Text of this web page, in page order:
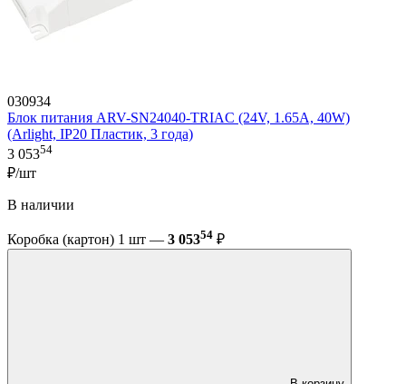
030934
Блок питания ARV-SN24040-TRIAC (24V, 1.65A, 40W)
(Arlight, IP20 Пластик, 3 года)
3 05354
₽/шт
В наличии
Коробка (картон) 1 шт — 3 05354 ₽